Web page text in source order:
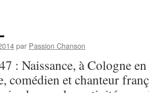
par Passion Chanson
: Naissance, à Cologne
comédien et chanteur